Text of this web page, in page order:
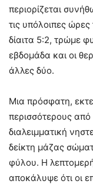
περιορίζεται
τις υπόλοιπες
δίαιτα 5:2, τρώμε
εβδομάδα και οι
άλλες δύο.
Μια πρόσφατη,
περισσότερους από
διαλειμματική
δείκτη μάζας
φύλου. Η
αποκάλυψε ότι οι